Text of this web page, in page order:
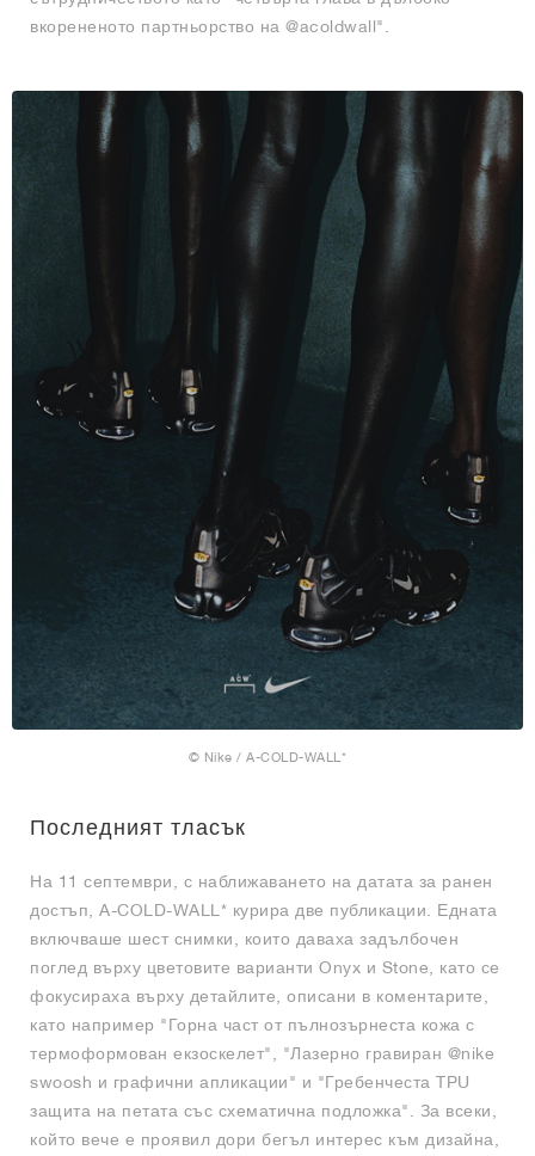
вкорененото партньорство на @acoldwall".
© Nike / A-COLD-WALL*
Последният тласък
На 11 септември, с наближаването на датата за ранен
достъп, A-COLD-WALL* курира две публикации. Едната
включваше шест снимки, които даваха задълбочен
поглед върху цветовите варианти Onyx и Stone, като се
фокусираха върху детайлите, описани в коментарите,
като например "Горна част от пълнозърнеста кожа с
термоформован екзоскелет", "Лазерно гравиран @nike
swoosh и графични апликации" и "Гребенчеста TPU
защита на петата със схематична подложка". За всеки,
който вече е проявил дори бегъл интерес към дизайна,